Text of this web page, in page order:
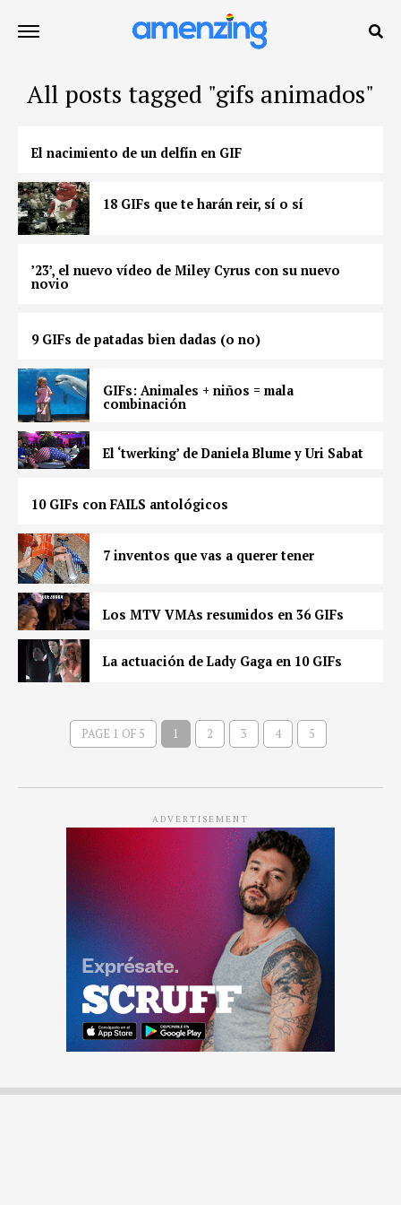
All posts tagged "gifs animados"
El nacimiento de un delfín en GIF
18 GIFs que te harán reir, sí o sí
’23’, el nuevo vídeo de Miley Cyrus con su nuevo
novio
9 GIFs de patadas bien dadas (o no)
GIFs: Animales + niños = mala
combinación
El ‘twerking’ de Daniela Blume y Uri Sabat
10 GIFs con FAILS antológicos
7 inventos que vas a querer tener
Los MTV VMAs resumidos en 36 GIFs
La actuación de Lady Gaga en 10 GIFs
PAGE 1 OF 5 1 2 3 4 5
ADVERTISEMENT